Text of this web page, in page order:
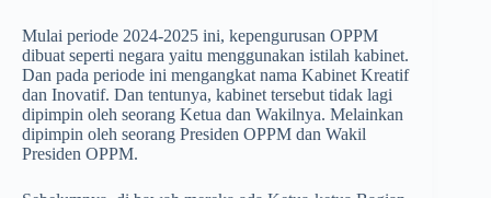
Mulai periode 2024-2025 ini, kepengurusan OPPM
dibuat seperti negara yaitu menggunakan istilah kabinet.
Dan pada periode ini mengangkat nama Kabinet Kreatif
dan Inovatif. Dan tentunya, kabinet tersebut tidak lagi
dipimpin oleh seorang Ketua dan Wakilnya. Melainkan
dipimpin oleh seorang Presiden OPPM dan Wakil
Presiden OPPM.